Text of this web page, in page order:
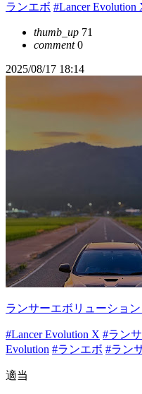
ランエボ #Lancer Evolution
thumb_up 71
comment0
2025/08/17 18:14
ランサーエボリューショ
#Lancer Evolution X #ラン
Evolution #ランエボ #ラン
適当